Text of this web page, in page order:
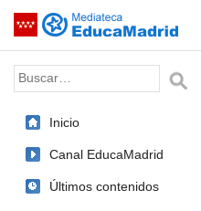
Saltar navegación
Palabra o frase:
Inicio
Canal EducaMadrid
Últimos contenidos